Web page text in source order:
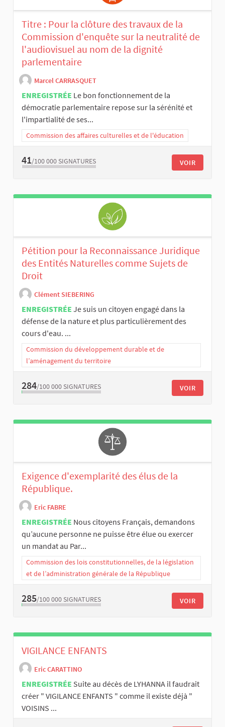
Titre : Pour la clôture des travaux de la
Commission d'enquête sur la neutralité de
l'audiovisuel au nom de la dignité
parlementaire
Marcel CARRASQUET
ENREGISTRÉE Le bon fonctionnement de la
démocratie parlementaire repose sur la sérénité et
l'impartialité de ses...
Commission des affaires culturelles et de l'éducation
41/100 000 SIGNATURES VOIR
Pétition pour la Reconnaissance Juridique
des Entités Naturelles comme Sujets de
Droit
Clément SIEBERING
ENREGISTRÉE Je suis un citoyen engagé dans la
défense de la nature et plus particulièrement des
cours d'eau. ...
Commission du développement durable et de
l’aménagement du territoire
284/100 000 SIGNATURES VOIR
Exigence d'exemplarité des élus de la
République.
Eric FABRE
ENREGISTRÉE Nous citoyens Français, demandons
qu’aucune personne ne puisse être élue ou exercer
un mandat au Par...
Commission des lois constitutionnelles, de la législation
et de l’administration générale de la République
285/100 000 SIGNATURES VOIR
VIGILANCE ENFANTS
Eric CARATTINO
ENREGISTRÉE Suite au décès de LYHANNA il faudrait
créer " VIGILANCE ENFANTS " comme il existe déjà "
VOISINS ...